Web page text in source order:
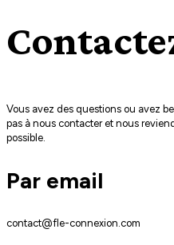
Vous avez des questions ou avez
pas à nous contacter et nous
possible.
Par email
contact@fle-connexion.com